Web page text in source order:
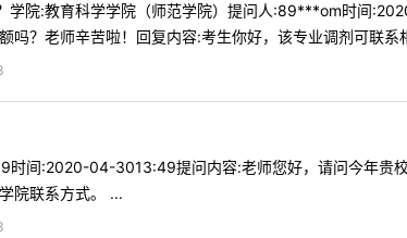
学院:教育科学学院（师范学院）提问人:89***om时间
吗？老师辛苦啦！回复内容:考生你好，该专业调剂可联系
间:2020-04-3013:49提问内容:老师您好，请问今年贵
院联系方式。 ...